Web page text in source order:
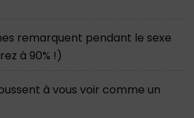
remarquent pendant le sexe
à 90% !)
à vous voir comme un